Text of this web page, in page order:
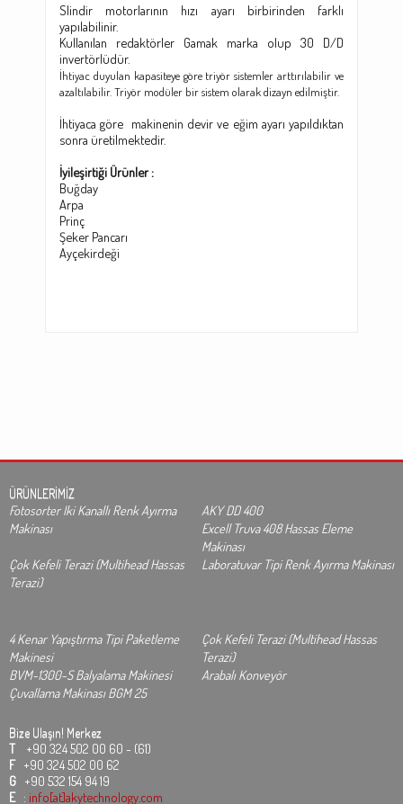
Slindir motorlarının hızı ayarı birbirinden farklı
yapılabilinir.
Kullanılan redaktörler Gamak marka olup 30 D/D
invertörlüdür.
İhtiyac duyulan kapasiteye göre triyör sistemler arttırılabilir ve
azaltılabilir. Triyör modüler bir sistem olarak dizayn edilmiştir.
İhtiyaca göre makinenin devir ve eğim ayarı yapıldıktan
sonra üretilmektedir.
İyileşirtiği Ürünler :
Buğday
Arpa
Prinç
Şeker Pancarı
Ayçekirdeği
ÜRÜNLERİMİZ
Fotosorter Iki Kanallı Renk Ayırma
Makinası
AKY DD 400
Excell Truva 408 Hassas Eleme
Makinası
Çok Kefeli Terazi (Multihead Hassas
Terazi)
Laboratuvar Tipi Renk Ayırma Makinası
4 Kenar Yapıştırma Tipi Paketleme
Makinesi
Çok Kefeli Terazi (Multihead Hassas
Terazi)
BVM-1300-S Balyalama Makinesi
Arabalı Konveyör
Çuvallama Makinası BGM 25
Bize Ulaşın! Merkez
T +90 324 502 00 60 - (61)
F +90 324 502 00 62
G +90 532 154 94 19
E : info[at]akytechnology.com